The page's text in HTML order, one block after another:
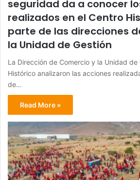
seguridad da a conocer
realizados en el Centro
parte de las direcciones
la Unidad de Gestión
La Dirección de Comercio y la Unidad de
Histórico analizaron las acciones
de…
Read More »